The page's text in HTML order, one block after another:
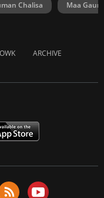
Chalisa Maa Gauri
ARCHIVE